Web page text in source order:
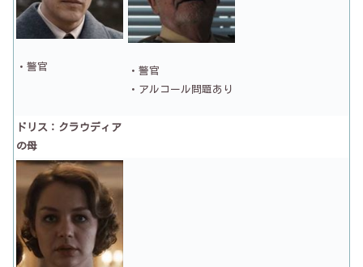
・警官
・警官
・アルコール問題あり
ドリス：クラウディア
の母